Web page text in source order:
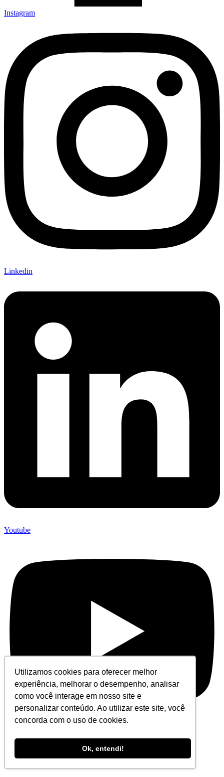
Utilizamos cookies para oferecer melhor
experiência, melhorar o desempenho, analisar
como você interage em nosso site e
personalizar conteúdo. Ao utilizar este site, você
concorda com o uso de cookies.
Ok, entendi!
Instagram
Linkedin
Youtube
Contato